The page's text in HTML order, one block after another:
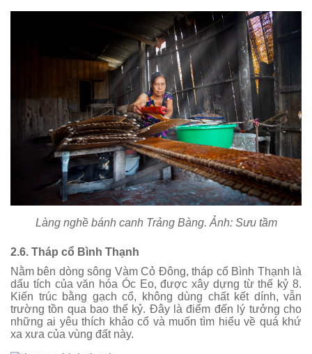
Làng nghề bánh canh Trảng Bàng. Ảnh: Sưu tầm
2.6. Tháp cổ Bình Thạnh
Nằm bên dòng sông Vàm Cỏ Đông, tháp cổ Bình Thạnh là
dấu tích của văn hóa Óc Eo, được xây dựng từ thế kỷ 8.
Kiến trúc bằng gạch cổ, không dùng chất kết dính, vẫn
trường tồn qua bao thế kỷ. Đây là điểm đến lý tưởng cho
những ai yêu thích khảo cổ và muốn tìm hiểu về quá khứ
xa xưa của vùng đất này.